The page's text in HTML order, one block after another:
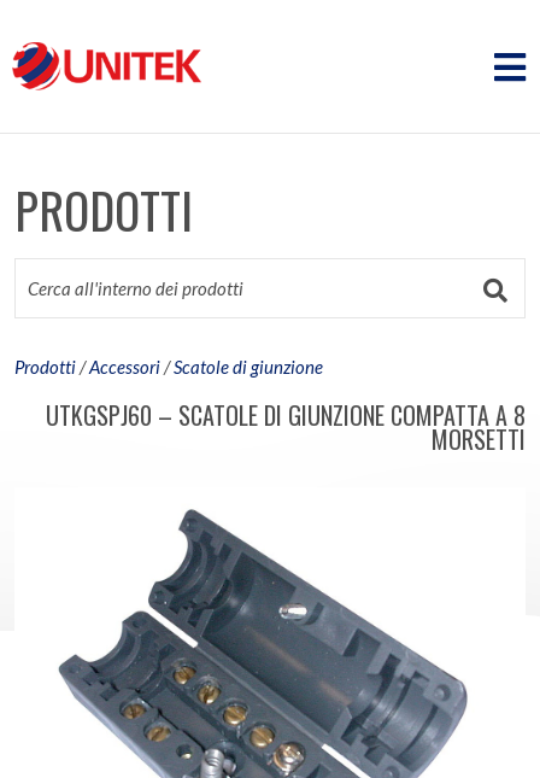
PRODOTTI
Prodotti/Accessori/Scatole di giunzione
UTKGSPJ60 – SCATOLE DI GIUNZIONE COMPATTA A 8
MORSETTI